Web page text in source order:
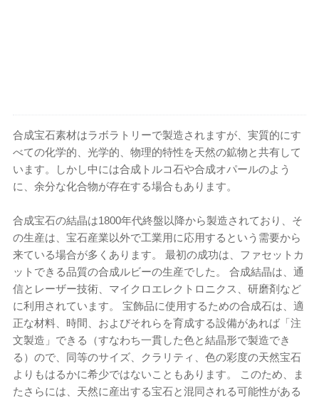
合成宝石素材はラボラトリーで製造されますが、実質的にす
べての化学的、光学的、物理的特性を天然の鉱物と共有して
います。しかし中には合成トルコ石や合成オパールのよう
に、余分な化合物が存在する場合もあります。
合成宝石の結晶は1800年代終盤以降から製造されており、そ
の生産は、宝石産業以外で工業用に応用するという需要から
来ている場合が多くあります。 最初の成功は、ファセットカ
ットできる品質の合成ルビーの生産でした。 合成結晶は、通
信とレーザー技術、マイクロエレクト​​ロニクス、研磨剤など
に利用されています。 宝飾品に使用するための合成石は、適
正な材料、時間、およびそれらを育成する設備があれば「注
文製造」できる（すなわち一貫した色と結晶形で製造でき
る）ので、同等のサイズ、クラリティ、色の彩度の天然宝石
よりもはるかに希少ではないこともあります。 このため、ま
たさらには、天然に産出する宝石と混同される可能性がある